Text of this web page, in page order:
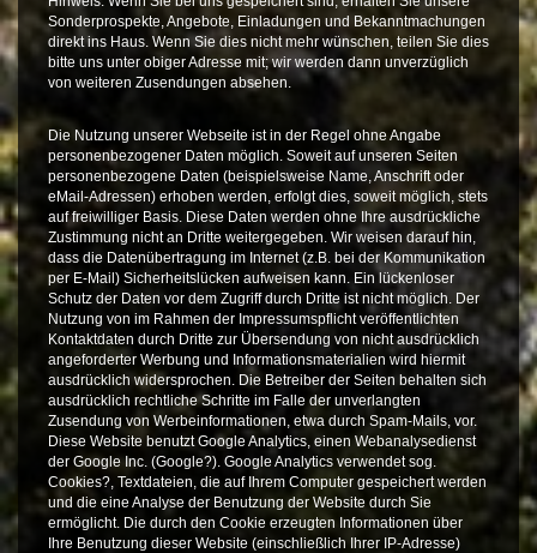
Sonderprospekte, Angebote, Einladungen und Bekanntmachungen
direkt ins Haus. Wenn Sie dies nicht mehr wünschen, teilen Sie dies
bitte uns unter obiger Adresse mit; wir werden dann unverzüglich
von weiteren Zusendungen absehen.
Die Nutzung unserer Webseite ist in der Regel ohne Angabe
personenbezogener Daten möglich. Soweit auf unseren Seiten
personenbezogene Daten (beispielsweise Name, Anschrift oder
eMail-Adressen) erhoben werden, erfolgt dies, soweit möglich, stets
auf freiwilliger Basis. Diese Daten werden ohne Ihre ausdrückliche
Zustimmung nicht an Dritte weitergegeben. Wir weisen darauf hin,
dass die Datenübertragung im Internet (z.B. bei der Kommunikation
per E-Mail) Sicherheitslücken aufweisen kann. Ein lückenloser
Schutz der Daten vor dem Zugriff durch Dritte ist nicht möglich. Der
Nutzung von im Rahmen der Impressumspflicht veröffentlichten
Kontaktdaten durch Dritte zur Übersendung von nicht ausdrücklich
angeforderter Werbung und Informationsmaterialien wird hiermit
ausdrücklich widersprochen. Die Betreiber der Seiten behalten sich
ausdrücklich rechtliche Schritte im Falle der unverlangten
Zusendung von Werbeinformationen, etwa durch Spam-Mails, vor.
Diese Website benutzt Google Analytics, einen Webanalysedienst
der Google Inc. (Google?). Google Analytics verwendet sog.
Cookies?, Textdateien, die auf Ihrem Computer gespeichert werden
und die eine Analyse der Benutzung der Website durch Sie
ermöglicht. Die durch den Cookie erzeugten Informationen über
Ihre Benutzung dieser Website (einschließlich Ihrer IP-Adresse)